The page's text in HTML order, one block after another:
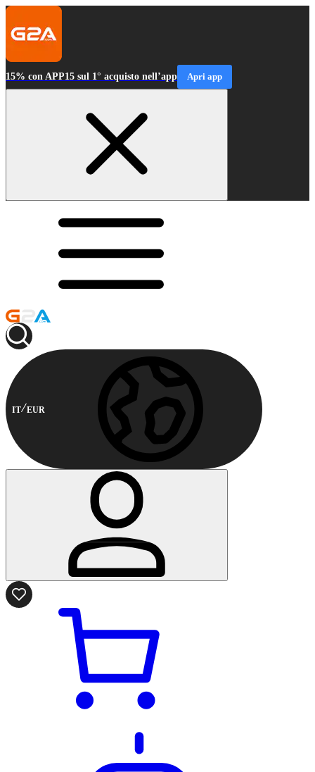
15% con APP15 sul 1° acquisto nell’app Apri app
IT EUR